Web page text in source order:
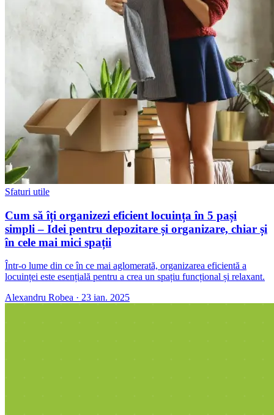
Sfaturi utile
Cum să îți organizezi eficient locuința în 5 pași
simpli – Idei pentru depozitare și organizare, chiar și
în cele mai mici spații
Într-o lume din ce în ce mai aglomerată, organizarea eficientă a
locuinței este esențială pentru a crea un spațiu funcțional și relaxant.
Alexandru Robea · 23 ian. 2025